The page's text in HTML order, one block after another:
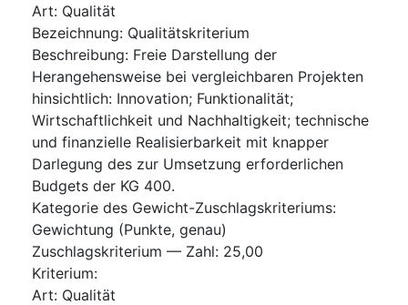
Art: Qualität
Bezeichnung: Qualitätskriterium
Beschreibung: Freie Darstellung der
Herangehensweise bei vergleichbaren Projekten
hinsichtlich: Innovation; Funktionalität;
Wirtschaftlichkeit und Nachhaltigkeit; technische
und finanzielle Realisierbarkeit mit knapper
Darlegung des zur Umsetzung erforderlichen
Budgets der KG 400.
Kategorie des Gewicht-Zuschlagskriteriums:
Gewichtung (Punkte, genau)
Zuschlagskriterium — Zahl: 25,00
Kriterium:
Art: Qualität